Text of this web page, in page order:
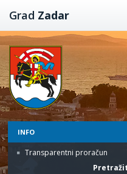
Preskoči
na
sadržaj
Grad Zadar
INFO
Transparentni proračun